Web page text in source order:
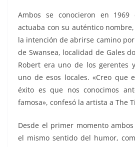
Ambos se conocieron en 1969
actuaba con su auténtico
la intención de abrirse camino
de Swansea, localidad de Gales
Robert era uno de los gerentes
uno de esos locales. «Creo que
éxito es que nos conocimos
famosa», confesó la artista a The
Desde el primer momento
el mismo sentido del humor,